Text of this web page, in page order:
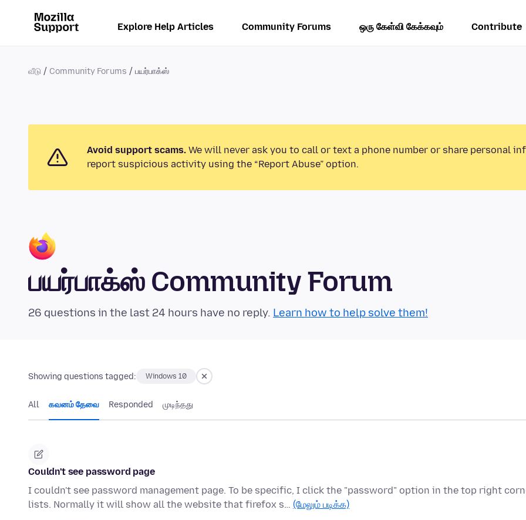
Explore Help Articles Community Forums ஒரு கேள்வி கேக்கவும் Contribute
வீடு Community Forums பயர்பாக்ஸ்
Avoid support scams. We will never ask you to call or text a phone number or share personal
report suspicious activity using the “Report Abuse” option.
பயர்பாக்ஸ் Community Forum
26 questions in the last 24 hours have no reply. Learn how to help solve them!
Showing questions tagged: Windows 10
All கவனம் தேவை Responded முடிந்தது
Couldn't see password page
I couldn't see password management page. To be specific, I click the "password" option in the top right
lists. Normally it will show all the website that firefox s… (மேலும் படிக்க)